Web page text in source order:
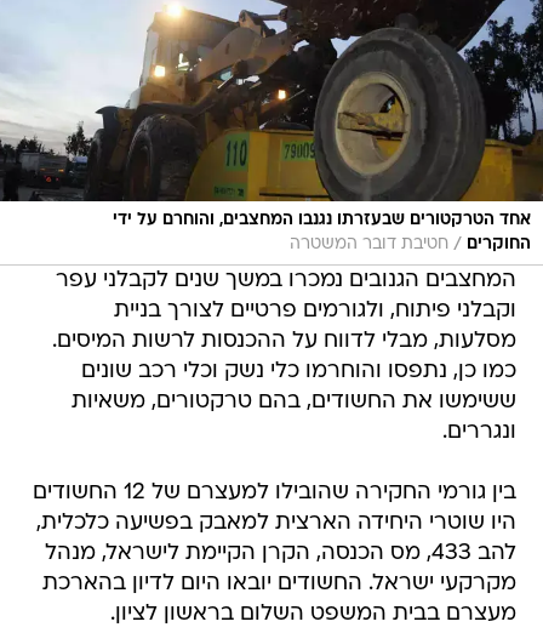
אחד הטרקטורים שבעזרתו נגנבו המחצבים, והוחרם על ידי
החוקרים
/ חטיבת דובר המשטרה
המחצבים הגנובים נמכרו במשך שנים לקבלני עפר
וקבלני פיתוח, ולגורמים פרטיים לצורך בניית
מסלעות, מבלי לדווח על ההכנסות לרשות המיסים.
כמו כן, נתפסו והוחרמו כלי נשק וכלי רכב שונים
ששימשו את החשודים, בהם טרקטורים, משאיות
ונגררים.
בין גורמי החקירה שהובילו למעצרם של 12 החשודים
היו שוטרי היחידה הארצית למאבק בפשיעה כלכלית,
להב 433, מס הכנסה, הקרן הקיימת לישראל, מנהל
מקרקעי ישראל. החשודים יובאו היום לדיון בהארכת
מעצרם בבית המשפט השלום בראשון לציון.